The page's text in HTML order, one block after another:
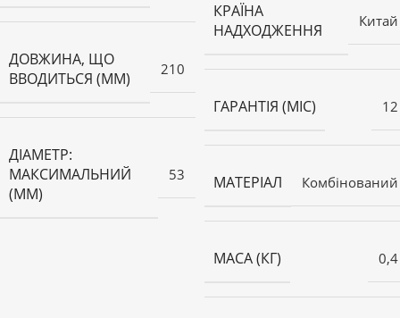
ДОВЖИНА, ЩО
ВВОДИТЬСЯ (ММ)
210
ДІАМЕТР:
МАКСИМАЛЬНИЙ
(ММ)
53
КРАЇНА
НАДХОДЖЕННЯ
Китай
ГАРАНТІЯ (МІС) 12
МАТЕРІАЛ Комбінований
МАСА (КГ) 0,4